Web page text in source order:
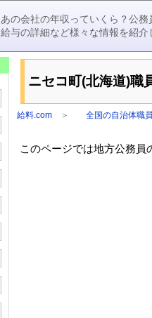
あの会社の年収っていくら？公
給与の詳細など様々な情報を紹介
ニセコ町(北海道)職
給料.com ＞ 全国の自治体職
このページでは地方公務員